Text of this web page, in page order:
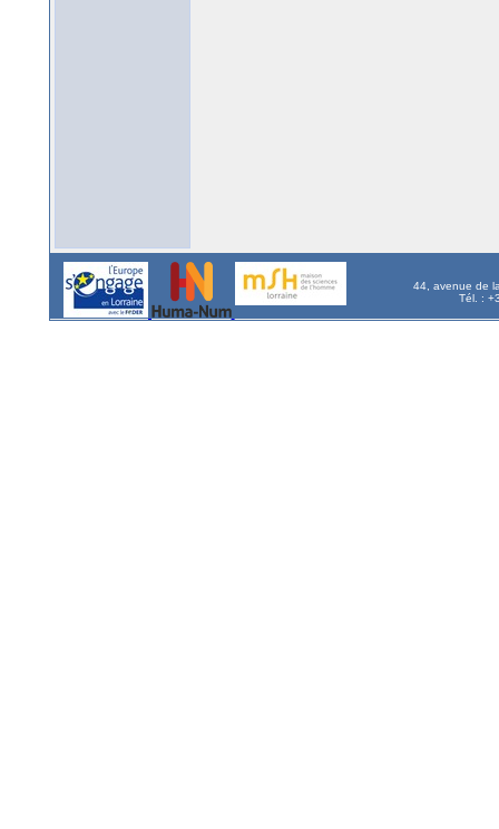
44, avenue de
Tél. :